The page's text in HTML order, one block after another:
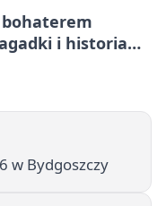
i historia
w Bydgoszczy